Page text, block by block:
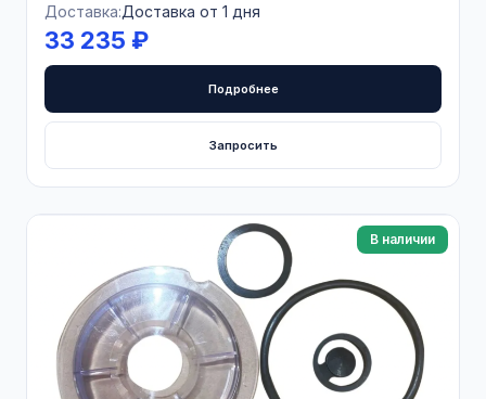
Доставка:Доставка от 1 дня
33 235 ₽
Подробнее
Запросить
В наличии